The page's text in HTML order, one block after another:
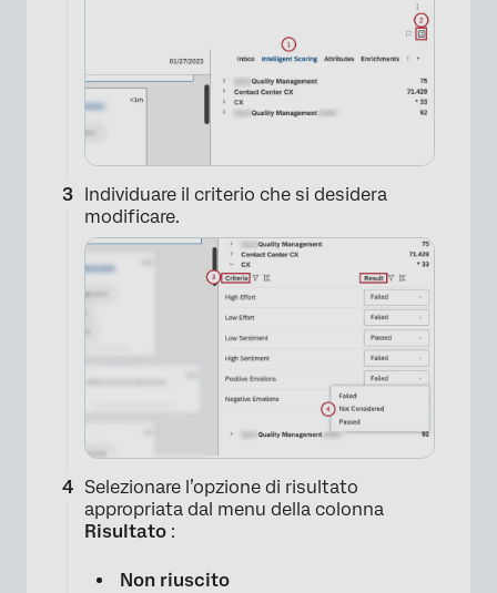
Individuare il criterio che si desidera
modificare.
Selezionare l’opzione di risultato
appropriata dal menu della colonna
Risultato :
Non riuscito